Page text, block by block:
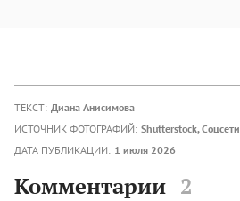
ТЕКСТ: Диана Анисимова
ИСТОЧНИК ФОТОГРАФИЙ: Shutterstock, Соцсети
ДАТА ПУБЛИКАЦИИ: 1 июля 2026
Комментарии 2